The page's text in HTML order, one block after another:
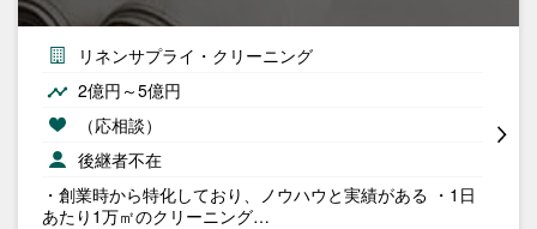
リネンサプライ・クリーニング
2億円～5億円
（応相談）
後継者不在
・創業時から特化しており、ノウハウと実績がある ・1日
あたり1万㎡のクリーニング…